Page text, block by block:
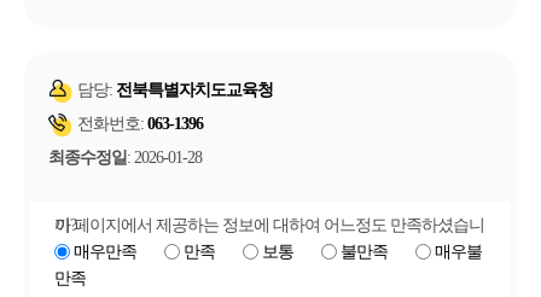
담당: 전북특별자치도교육청
전화번호: 063-1396
최종수정일: 2026-01-28
이 페이지에서 제공하는 정보에 대하여 어느정도 만족하셨습니까?
매우만족
만족 보통 불만족
매우불
만족